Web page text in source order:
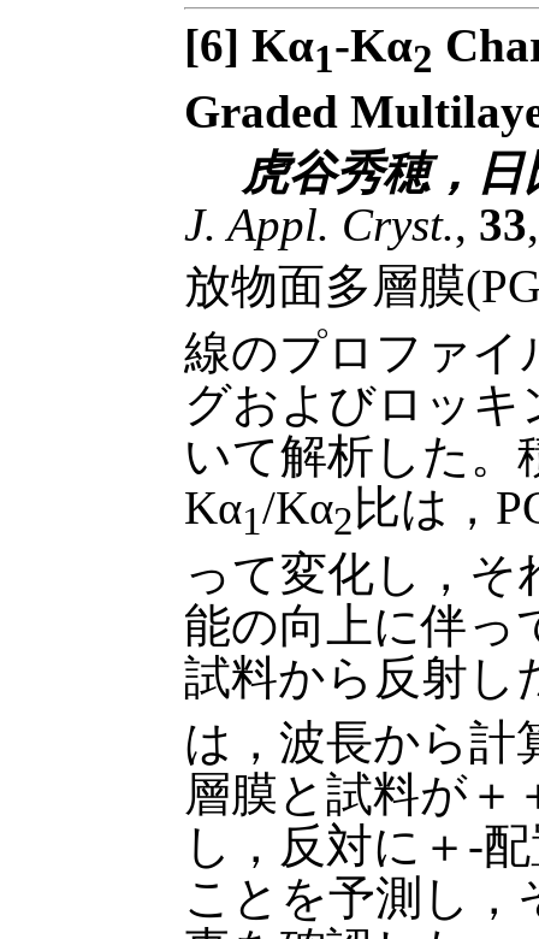
[6] Kα1-Kα2
Graded
虎谷秀穂，日
J. Appl. Cryst., 33
放物面多層膜
線のプロファイ
グおよびロッキ
いて解析した。
Kα1/Kα2 比は，
って変化し，そ
能の向上に伴っ
試料から反射し
は，波長から計
層膜と試料が＋
し，反対に＋-
ことを予測し，